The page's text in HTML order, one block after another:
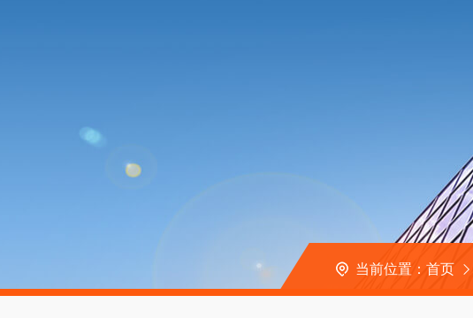
当前位置： 首页